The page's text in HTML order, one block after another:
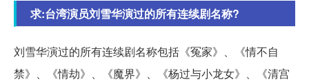
求:台湾演员刘雪华演过的所有连续剧名称?
刘雪华演过的所有连续剧名称包括《冤家》、《情不自
禁》、《情劫》、《魔界》、《杨过与小龙女》、《清宫